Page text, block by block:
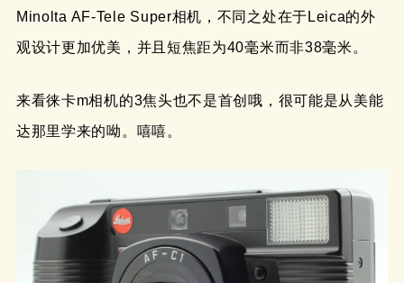
Minolta AF-Tele Super相机，不同之处在于Leica的外
观设计更加优美，并且短焦距为40毫米而非38毫米。
来看徕卡m相机的3焦头也不是首创哦，很可能是从美能
达那里学来的呦。嘻嘻。